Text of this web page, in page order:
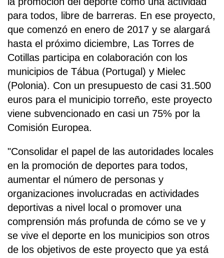
para todos, libre de barreras. En ese proyecto,
que comenzó en enero de 2017 y se alargará
hasta el próximo diciembre, Las Torres de
Cotillas participa en colaboración con los
municipios de Tábua (Portugal) y Mielec
(Polonia). Con un presupuesto de casi 31.500
euros para el municipio torreño, este proyecto
viene subvencionado en casi un 75% por la
Comisión Europea.
"Consolidar el papel de las autoridades locales
en la promoción de deportes para todos,
aumentar el número de personas y
organizaciones involucradas en actividades
deportivas a nivel local o promover una
comprensión más profunda de cómo se ve y
se vive el deporte en los municipios son otros
de los objetivos de este proyecto que ya está